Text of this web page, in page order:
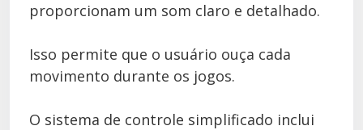
proporcionam um som claro e detalhado.
Isso permite que o usuário ouça cada
movimento durante os jogos.
O sistema de controle simplificado inclui